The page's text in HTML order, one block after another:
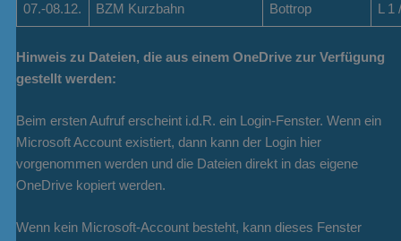
07.-08.12. BZM Kurzbahn Bottrop L
Hinweis zu Dateien, die aus einem OneDrive zur Verfügung
gestellt werden:
Beim ersten Aufruf erscheint i.d.R. ein Login-Fenster. Wenn ein
Microsoft Account existiert, dann kann der Login hier
vorgenommen werden und die Dateien direkt in das eigene
OneDrive kopiert werden.
Wenn kein Microsoft-Account besteht, kann dieses Fenster